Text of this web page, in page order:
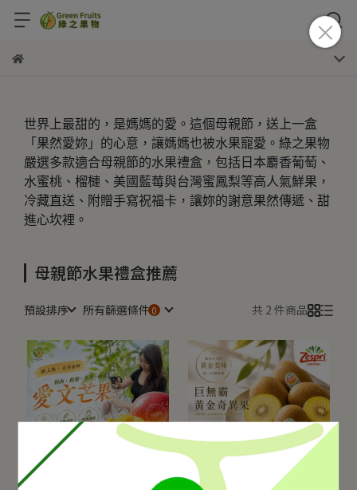
世界上最甜的，是媽媽的愛。這個母親節，送上一盒
「果然愛妳」的心意，讓媽媽也被水果寵愛。綠之果物
嚴選多款適合母親節的水果禮盒，包括日本麝香葡萄、
水蜜桃、榴槤、美國藍莓與台灣蜜鳳梨等高人氣鮮果，
冷藏直送、附贈手寫祝福卡，讓妳的謝意果然傳遞、甜
進心坎裡。
母親節水果禮盒推薦
預設排序 所有篩選條件 共 2 件商品